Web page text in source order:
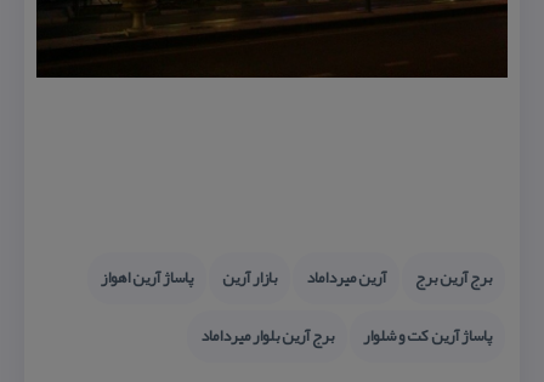
برج آرین برج آرین میرداماد بازار آرین
پاساژ آرین اهواز
پاساژ آرین كت و شلوار
برج آرین بلوار میرداماد